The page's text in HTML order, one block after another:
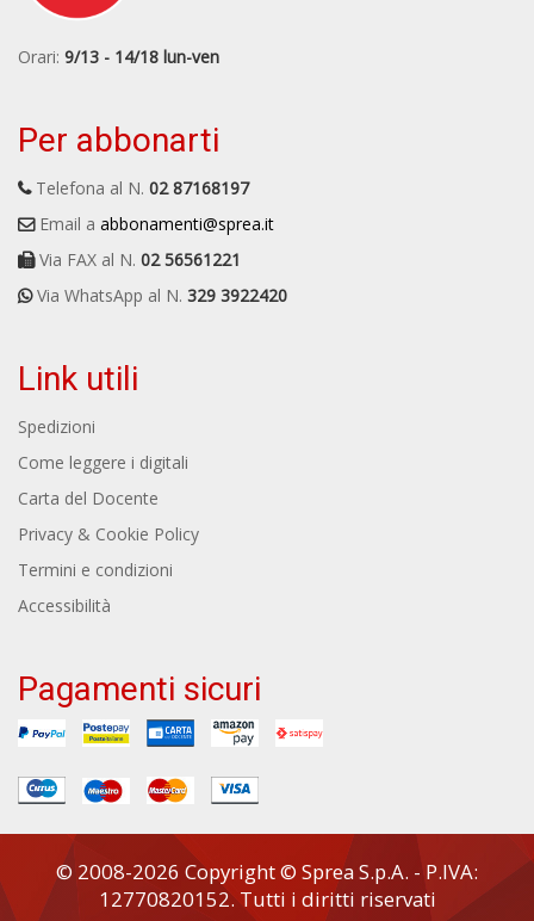
Orari: 9/13 - 14/18 lun-ven
Per abbonarti
Telefona al N. 02 87168197
Email a abbonamenti@sprea.it
Via FAX al N. 02 56561221
Via WhatsApp al N. 329 3922420
Link utili
Spedizioni
Come leggere i digitali
Carta del Docente
Privacy & Cookie Policy
Termini e condizioni
Accessibilità
Pagamenti sicuri
© 2008-2026 Copyright © Sprea S.p.A. - P.IVA:
12770820152. Tutti i diritti riservati